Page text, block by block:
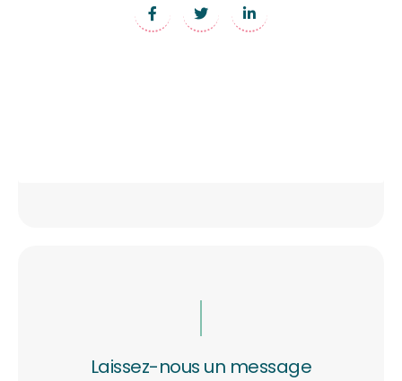
Laissez-nous un message